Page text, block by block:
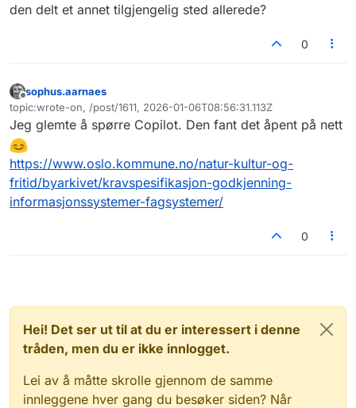
den delt et annet tilgjengelig sted allerede?
0
Frakoblet
sophus.aarnaes
topic:wrote-on, /post/1611, 2026-01-06T08:56:31.113Z
Sist endret av
Jeg glemte å spørre Copilot. Den fant det åpent på nett
https://www.oslo.kommune.no/natur-kultur-og-
fritid/byarkivet/kravspesifikasjon-godkjenning-
informasjonssystemer-fagsystemer/
0
Hei! Det ser ut til at du er interessert i denne
tråden, men du er ikke innlogget.
Lei av å måtte skrolle gjennom de samme
innleggene hver gang du besøker siden? Når